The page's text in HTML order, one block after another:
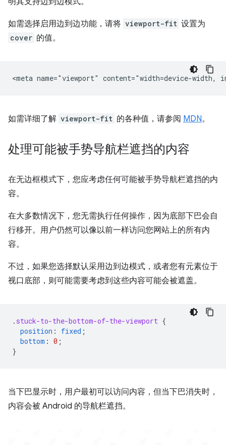
如需选择启用边到边功能，请将 viewport-fit 设置为
cover 的值。
如需详细了解 viewport-fit 的各种值，请参阅 MDN。
处理可能被手势导航栏遮挡的内容
在无边框模式下，您应考虑任何可能被手势导航栏遮挡的内
容。
在大多数情况下，您无需执行任何操作，因为底部下巴会自
行移开。用户仍然可以像以前一样访问您网站上的所有内
容。
不过，如果您选择默认采用边到边模式，或者您有元素位于
视口底部，则可能需要考虑到这些内容可能会被遮盖。
. stuck-to-the-bottom-of-the-viewport {
position : fixed ;
bottom : 0 ;
}
当下巴显示时，用户最初可以访问内容，但当下巴消失时，
内容会被 Android 的导航栏遮挡。